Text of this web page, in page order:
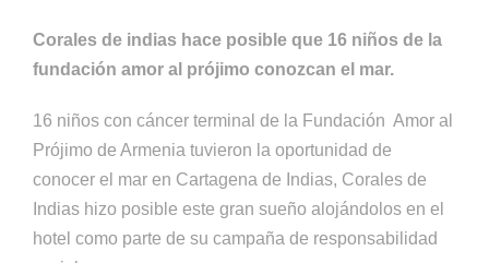
Corales de indias hace posible que 16 niños de la
fundación amor al prójimo conozcan el mar.
16 niños con cáncer terminal de la Fundación Amor al
Prójimo de Armenia tuvieron la oportunidad de
conocer el mar en Cartagena de Indias, Corales de
Indias hizo posible este gran sueño alojándolos en el
hotel como parte de su campaña de responsabilidad